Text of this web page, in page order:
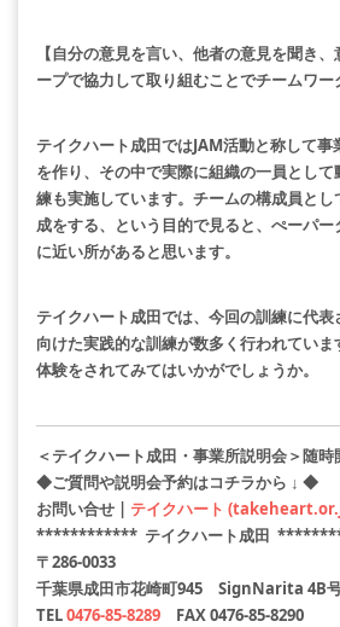
【自分の意見を言い、他者の意見を聞き、
ープで協力して取り組むことでチームワー
テイクハート成田ではJAM活動と称して
を作り、その中で実際に組織の一員とし
練も実施しています。 チームの構成員と
成をする、という目的で見ると、ぺーパ
に近い所があると思います。
テイクハート成田では、今回の訓練に代
向けた実践的な訓練が数多く行われていま
体験をされてみてはいかがでしょうか。
＜テイクハート成田・事業所説明会＞随時
◆ご質問や説明会予約はコチラから ↓ ◆
お問い合せ | テイクハート
************ テイクハート成田
〒286-0033
千葉県成田市花崎町945 SignNarita 4B
TEL0476-85-8289 FAX 0476-85-8290